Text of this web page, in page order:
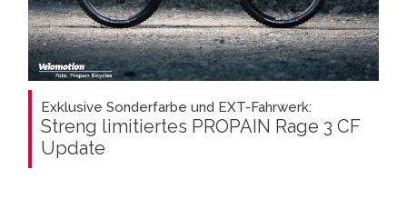
Exklusive Sonderfarbe und EXT-Fahrwerk:
Streng limitiertes PROPAIN Rage 3 CF
Update